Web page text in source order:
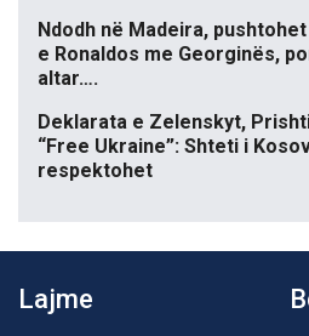
Ndodh në Madeira,
e Ronaldos me Georginës,
altar….
Deklarata e Zelenskyt,
“Free Ukraine”: Shteti i
respektohet
Lajme